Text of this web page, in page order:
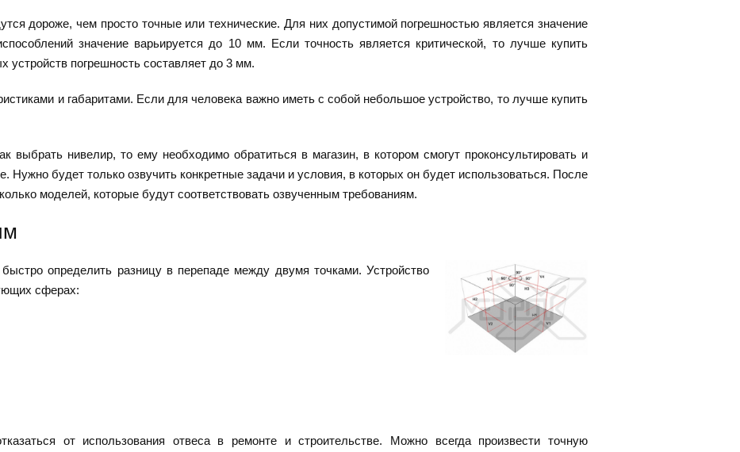
дороже, чем просто точные или технические. Для них допустимой погрешностью является значение
значение варьируется до 10 мм. Если точность является критической, то лучше купить
устройств погрешность составляет до 3 мм.
и габаритами. Если для человека важно иметь с собой небольшое устройство, то лучше купить
выбрать нивелир, то ему необходимо обратиться в магазин, в котором смогут проконсультировать и
Нужно будет только озвучить конкретные задачи и условия, в которых он будет использоваться. После
моделей, которые будут соответствовать озвученным требованиям.
определить разницу в перепаде между двумя точками. Устройство
сферах:
от использования отвеса в ремонте и строительстве. Можно всегда произвести точную